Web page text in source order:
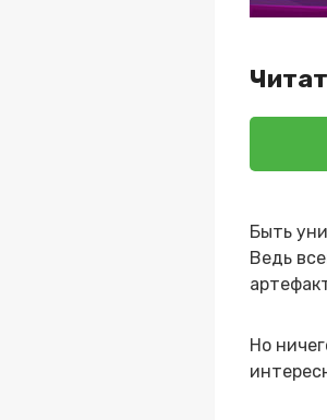
Быть
Ведь
Но